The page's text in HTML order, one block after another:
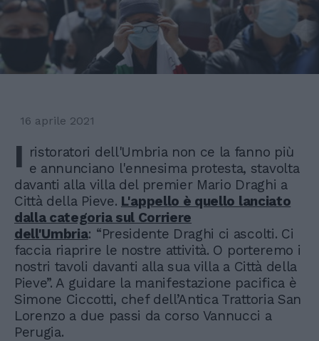
16 aprile 2021
I ristoratori dell'Umbria non ce la fanno più
e annunciano l'ennesima protesta, stavolta
davanti alla villa del premier Mario Draghi a
Città della Pieve. L'appello è quello lanciato
dalla categoria sul Corriere
dell'Umbria: “Presidente Draghi ci ascolti. Ci
faccia riaprire le nostre attività. O porteremo i
nostri tavoli davanti alla sua villa a Città della
Pieve”. A guidare la manifestazione pacifica è
Simone Ciccotti, chef dell’Antica Trattoria San
Lorenzo a due passi da corso Vannucci a
Perugia.